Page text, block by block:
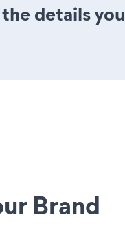
details you
Brand